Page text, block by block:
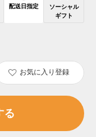
配送日指定
ソーシャル
ギフト
お気に入り登録